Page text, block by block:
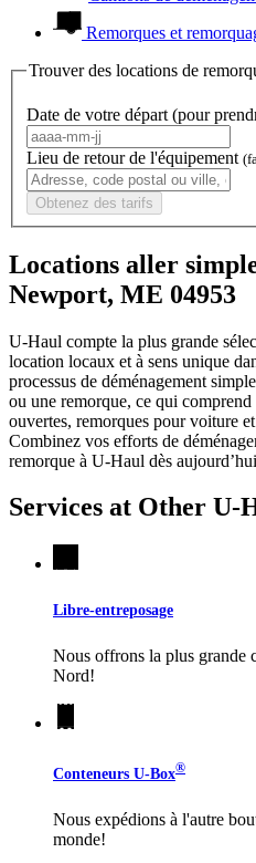
Remorques et
Trouver des locations de
Date de votre départ (pour
Lieu de retour de l'équipement
Obtenez des tarifs
Locations aller
Newport, ME 04953
U-Haul compte la plus grande
location locaux et à sens unique
processus de déménagement
ou une remorque, ce qui
ouvertes, remorques pour voiture
Combinez vos efforts de
remorque à U-Haul dès
Services at Other U-
Libre-entreposage
Nous offrons la plus grande
Nord!
Conteneurs U-Box®
Nous expédions à l'autre
monde!